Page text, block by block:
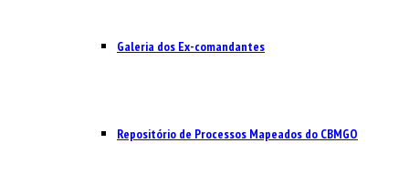
Galeria dos Ex-comandantes
Repositório de Processos Mapeados do CBMGO